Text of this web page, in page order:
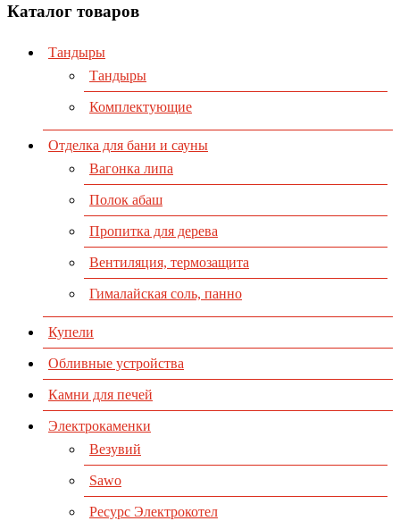
Каталог товаров
Тандыры
Тандыры
Комплектующие
Отделка для бани и сауны
Вагонка липа
Полок абаш
Пропитка для дерева
Вентиляция, термозащита
Гималайская соль, панно
Купели
Обливные устройства
Камни для печей
Электрокаменки
Везувий
Sawo
Ресурс Электрокотел